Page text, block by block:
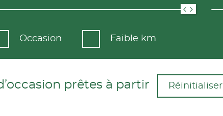
Occasion Faible km
prêtes à partir Réinitialiser